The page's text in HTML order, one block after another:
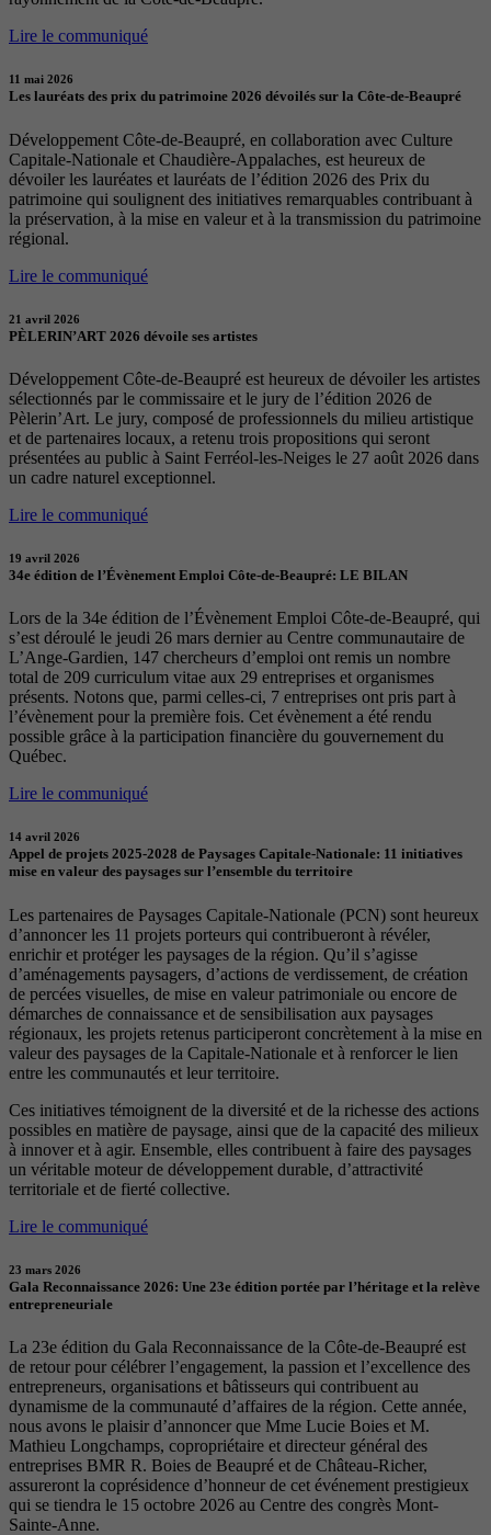
Lire le communiqué
11 mai 2026
Les lauréats des prix du patrimoine 2026 dévoilés sur la Côte-de-Beaupré
Développement Côte-de-Beaupré, en collaboration avec Culture
Capitale-Nationale et Chaudière-Appalaches, est heureux de
dévoiler les lauréates et lauréats de l’édition 2026 des Prix du
patrimoine qui soulignent des initiatives remarquables contribuant à
la préservation, à la mise en valeur et à la transmission du patrimoine
régional.
Lire le communiqué
21 avril 2026
PÈLERIN’ART 2026 dévoile ses artistes
Développement Côte-de-Beaupré est heureux de dévoiler les artistes
sélectionnés par le commissaire et le jury de l’édition 2026 de
Pèlerin’Art. Le jury, composé de professionnels du milieu artistique
et de partenaires locaux, a retenu trois propositions qui seront
présentées au public à Saint Ferréol-les-Neiges le 27 août 2026 dans
un cadre naturel exceptionnel.
Lire le communiqué
19 avril 2026
34e édition de l’Évènement Emploi Côte-de-Beaupré: LE BILAN
Lors de la 34e édition de l’Évènement Emploi Côte-de-Beaupré, qui
s’est déroulé le jeudi 26 mars dernier au Centre communautaire de
L’Ange-Gardien, 147 chercheurs d’emploi ont remis un nombre
total de 209 curriculum vitae aux 29 entreprises et organismes
présents. Notons que, parmi celles-ci, 7 entreprises ont pris part à
l’évènement pour la première fois. Cet évènement a été rendu
possible grâce à la participation financière du gouvernement du
Québec.
Lire le communiqué
14 avril 2026
Appel de projets 2025-2028 de Paysages Capitale-Nationale: 11 initiatives
mise en valeur des paysages sur l’ensemble du territoire
Les partenaires de Paysages Capitale-Nationale (PCN) sont heureux
d’annoncer les 11 projets porteurs qui contribueront à révéler,
enrichir et protéger les paysages de la région. Qu’il s’agisse
d’aménagements paysagers, d’actions de verdissement, de création
de percées visuelles, de mise en valeur patrimoniale ou encore de
démarches de connaissance et de sensibilisation aux paysages
régionaux, les projets retenus participeront concrètement à la mise en
valeur des paysages de la Capitale-Nationale et à renforcer le lien
entre les communautés et leur territoire.
Ces initiatives témoignent de la diversité et de la richesse des actions
possibles en matière de paysage, ainsi que de la capacité des milieux
à innover et à agir. Ensemble, elles contribuent à faire des paysages
un véritable moteur de développement durable, d’attractivité
territoriale et de fierté collective.
Lire le communiqué
23 mars 2026
Gala Reconnaissance 2026: Une 23e édition portée par l’héritage et la relève
entrepreneuriale
La 23e édition du Gala Reconnaissance de la Côte-de-Beaupré est
de retour pour célébrer l’engagement, la passion et l’excellence des
entrepreneurs, organisations et bâtisseurs qui contribuent au
dynamisme de la communauté d’affaires de la région. Cette année,
nous avons le plaisir d’annoncer que Mme Lucie Boies et M.
Mathieu Longchamps, copropriétaire et directeur général des
entreprises BMR R. Boies de Beaupré et de Château-Richer,
assureront la coprésidence d’honneur de cet événement prestigieux
qui se tiendra le 15 octobre 2026 au Centre des congrès Mont-
Sainte-Anne.